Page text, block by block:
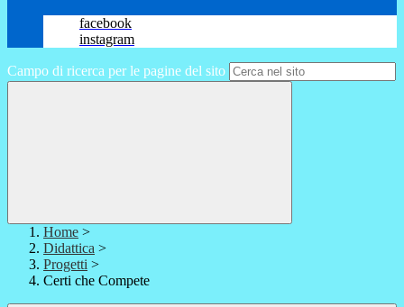
facebook
instagram
Campo di ricerca per le pagine del sito
Home >
Didattica >
Progetti >
Certi che Compete